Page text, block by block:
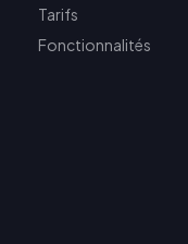
Tarifs
Fonctionnalités